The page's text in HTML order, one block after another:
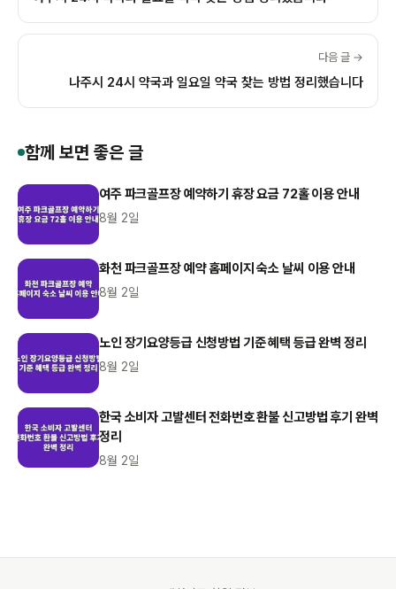
다음 글 →
나주시 24시 약국과 일요일 약국 찾는 방법 정리했습니다
함께 보면 좋은 글
여주 파크골프장 예약하기 휴장 요금 72홀 이용 안내
8월 2일
화천 파크골프장 예약 홈페이지 숙소 날씨 이용 안내
8월 2일
노인 장기요양등급 신청방법 기준 혜택 등급 완벽 정리
8월 2일
한국 소비자 고발센터 전화번호 환불 신고방법 후기 완벽
정리
8월 2일